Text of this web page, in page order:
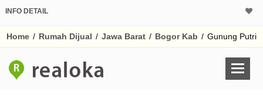
INFO DETAIL
Home / Rumah Dijual / Jawa Barat / Bogor Kab / Gunung Putri
Harga Rp